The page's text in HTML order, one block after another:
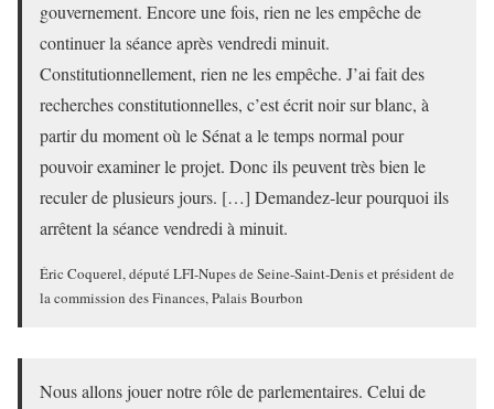
gouvernement. Encore une fois, rien ne les empêche de
continuer la séance après vendredi minuit.
Constitutionnellement, rien ne les empêche. J’ai fait des
recherches constitutionnelles, c’est écrit noir sur blanc, à
partir du moment où le Sénat a le temps normal pour
pouvoir examiner le projet. Donc ils peuvent très bien le
reculer de plusieurs jours. […] Demandez-leur pourquoi ils
arrêtent la séance vendredi à minuit.
Éric Coquerel, député LFI-Nupes de Seine-Saint-Denis et président de
la commission des Finances, Palais Bourbon
Nous allons jouer notre rôle de parlementaires. Celui de